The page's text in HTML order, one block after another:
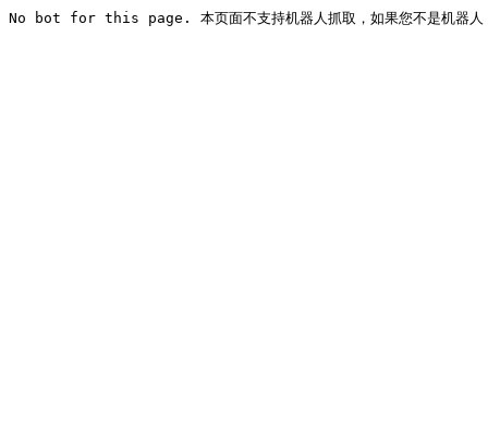
No bot for this page. 本页面不支持机器人抓取，如果您不是机器人，